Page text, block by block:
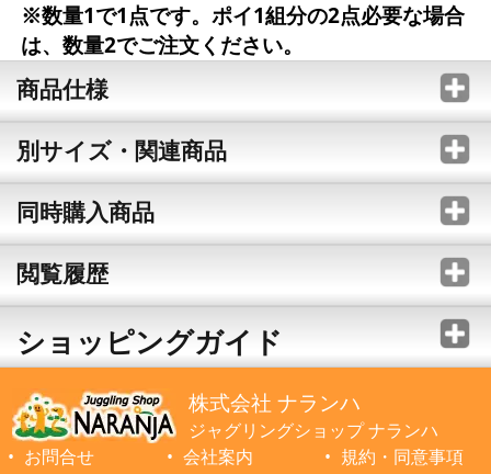
※数量1で1点です。ポイ1組分の2点必要な場合
は、数量2でご注文ください。
商品仕様
別サイズ・関連商品
同時購入商品
閲覧履歴
ショッピングガイド
株式会社 ナランハ
ジャグリングショップ ナランハ
お問合せ
会社案内 規約・同意事項